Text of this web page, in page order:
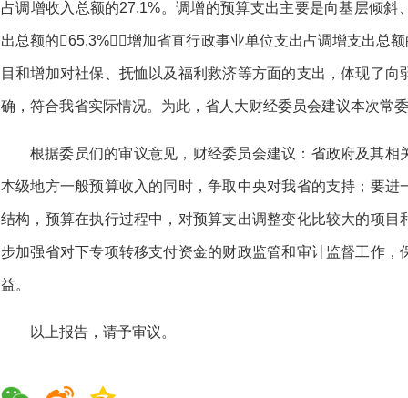
占调增收入总额的27.1%。调增的预算支出主要是向基层倾
出总额的65.3%；增加省直行政事业单位支出占调增支出总
目和增加对社保、抚恤以及福利救济等方面的支出，体现了
确，符合我省实际情况。为此，省人大财经委员会建议本次常
根据委员们的审议意见，财经委员会建议：省政府及其
本级地方一般预算收入的同时，争取中央对我省的支持；要
结构，预算在执行过程中，对预算支出调整变化比较大的项
步加强省对下专项转移支付资金的财政监管和审计监督工作
益。
以上报告，请予审议。